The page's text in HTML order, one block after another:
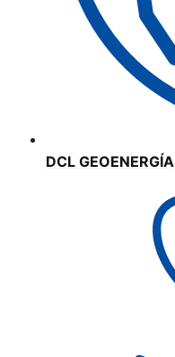
DCL GEOENERGÍA